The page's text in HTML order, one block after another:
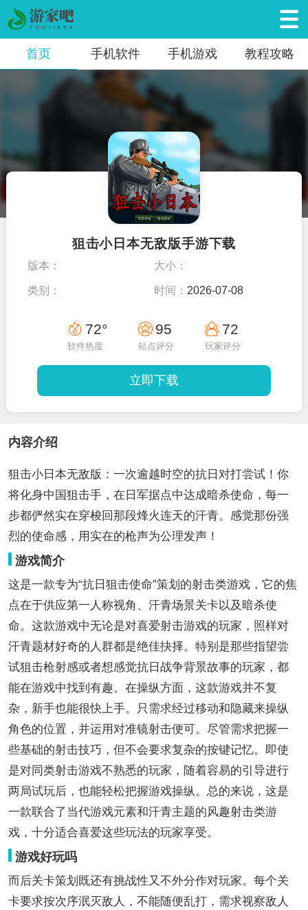
首页 手机软件 手机游戏 教程攻略
狙击小日本无敌版手游下载
版本： 大小：
类别： 时间： 2026-07-08
72°
软件热度
95
站点评分
72
玩家评分
立即下载
内容介绍
狙击小日本无敌版：一次逾越时空的抗日对打尝试！你
将化身中国狙击手，在日军据点中达成暗杀使命，每一
步都俨然实在穿梭回那段烽火连天的汗青。感觉那份强
烈的使命感，用实在的枪声为公理发声！
游戏简介
这是一款专为“抗日狙击使命”策划的射击类游戏，它的焦
点在于供应第一人称视角、汗青场景关卡以及暗杀使
命。这款游戏中无论是对喜爱射击游戏的玩家，照样对
汗青题材好奇的人群都是绝佳抉择。特别是那些指望尝
试狙击枪射感或者想感觉抗日战争背景故事的玩家，都
能在游戏中找到有趣。在操纵方面，这款游戏并不复
杂，新手也能很快上手。只需求经过移动和隐藏来操纵
角色的位置，并运用对准镜射击便可。尽管需求把握一
些基础的射击技巧，但不会要求复杂的按键记忆。即使
是对同类射击游戏不熟悉的玩家，随着容易的引导进行
两局试玩后，也能轻松把握游戏操纵。总的来说，这是
一款联合了当代游戏元素和汗青主题的风趣射击类游
戏，十分适合喜爱这些玩法的玩家享受。
游戏好玩吗
而后关卡策划既还有挑战性又不外分作对玩家。每个关
卡要求按次序泯灭敌人，不能随便乱打，需求视察敌人